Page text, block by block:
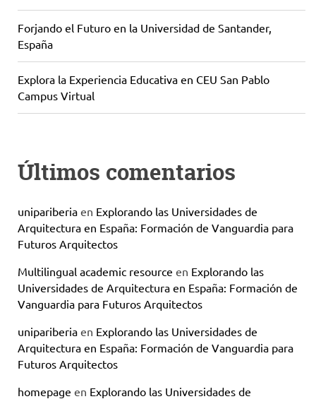
Forjando el Futuro en la Universidad de Santander,
España
Explora la Experiencia Educativa en CEU San Pablo
Campus Virtual
Últimos comentarios
unipariberia en Explorando las Universidades de
Arquitectura en España: Formación de Vanguardia para
Futuros Arquitectos
Multilingual academic resource en Explorando las
Universidades de Arquitectura en España: Formación de
Vanguardia para Futuros Arquitectos
unipariberia en Explorando las Universidades de
Arquitectura en España: Formación de Vanguardia para
Futuros Arquitectos
homepage en Explorando las Universidades de